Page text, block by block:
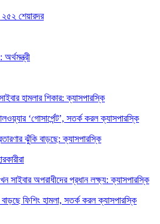
শেয়ারদর
হামলার শিকার: ক্যাসপারস্কি
‘গোসার্পেন্ট’, সতর্ক করল ক্যাসপারস্কি
ঝুঁকি বাড়ছে: ক্যাসপারস্কি
সাইবার অপরাধীদের প্রধান লক্ষ্য: ক্যাসপারস্কি
ফিশিং হামলা, সতর্ক করল ক্যাসপারস্কি